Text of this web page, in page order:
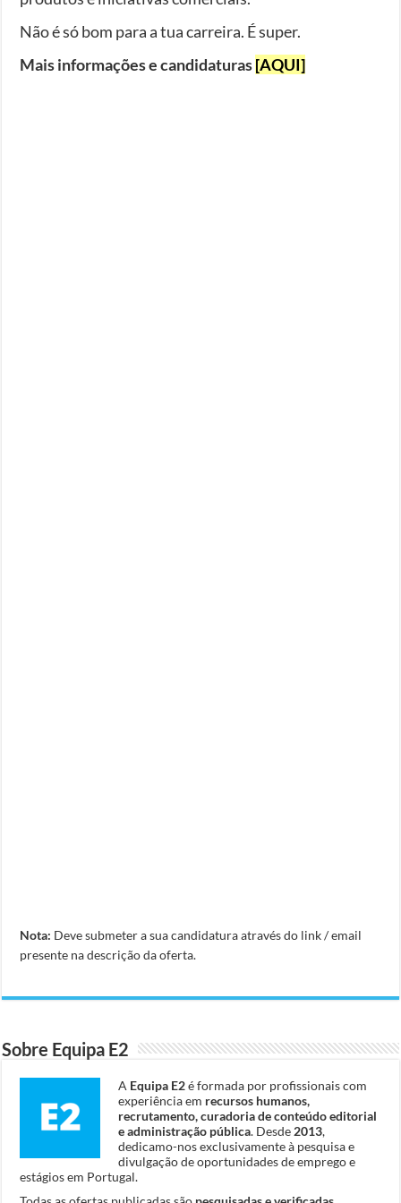
Não é só bom para a tua carreira. É super.
Mais informações e candidaturas[AQUI]
Nota: Deve submeter a sua candidatura através do link / email
presente na descrição da oferta.
Sobre Equipa E2
A Equipa E2é formada por profissionais com
experiência em recursos humanos,
recrutamento, curadoria de conteúdo editorial
e administração pública. Desde 2013,
dedicamo-nos exclusivamente à pesquisa e
divulgação de oportunidades de emprego e
estágios em Portugal.